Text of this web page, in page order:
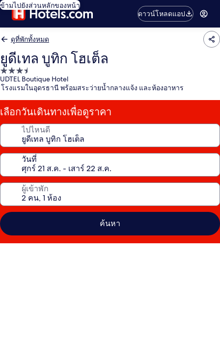
ข้ามไปยังส่วนหลักของหน้า
ดาวน์โหลดแอป
ดูที่พักทั้งหมด
ยูดีเทล บูทิก โฮเต็ล
ที่พัก
3.5
UDTEL Boutique Hotel
โรงแรมในอุดรธานี พร้อมสระว่ายน้ำกลางแจ้ง และห้องอาหาร
เลือกวันเดินทางเพื่อดูราคา
ไปไหนดี
วันที่
ผู้เข้าพัก
ค้นหา